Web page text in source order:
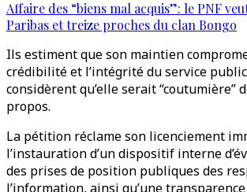
Affaire des “biens mal acquis”: le PNF
Paribas et treize proches du clan Bongo
Ils estiment que son maintien
crédibilité et l’intégrité du service
considèrent qu’elle serait “coutumière”
propos.
La pétition réclame son licenciement
l’instauration d’un dispositif interne
des prises de position publiques des
l’information, ainsi qu’une